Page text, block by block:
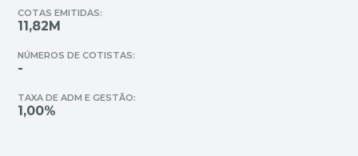
TAXA DE ADM E GESTÃO:
1,00%
COTAS EMITIDAS:
11,82M
NÚMEROS DE COTISTAS:
-